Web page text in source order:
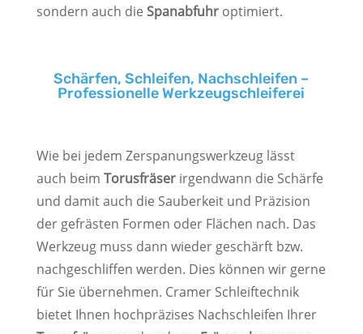
sondern auch die Spanabfuhroptimiert.
Schärfen, Schleifen, Nachschleifen –
Professionelle Werkzeugschleiferei
Wie bei jedem Zerspanungswerkzeug lässt
auch beim Torusfräser irgendwann die Schärfe
und damit auch die Sauberkeit und Präzision
der gefrästen Formen oder Flächen nach. Das
Werkzeug muss dann wieder geschärft bzw.
nachgeschliffen werden. Dies können wir gerne
für Sie übernehmen. Cramer Schleiftechnik
bietet Ihnen hochpräzises Nachschleifen Ihrer